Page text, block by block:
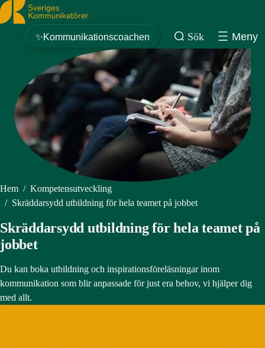
Sveriges Kommunikatörer
✨Kommunikationscoachen Sök Meny
Hem / Kompetensutveckling
/ Skräddarsydd utbildning för hela teamet på jobbet
Skräddarsydd utbildning för hela teamet på
jobbet
Du kan boka utbildning och inspirationsföreläsningar inom
kommunikation som blir anpassade för just era behov, vi hjälper dig
med allt.